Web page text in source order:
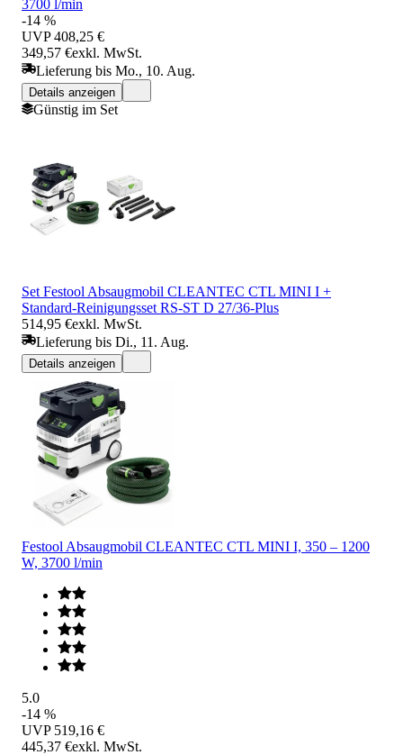
3700 l/min
-14 %
UVP 408,25 €
349,57 €exkl. MwSt.
Lieferung bis Mo., 10. Aug.
Details anzeigen
Günstig im Set
Set Festool Absaugmobil CLEANTEC CTL MINI I +
Standard-Reinigungsset RS-ST D 27/36-Plus
514,95 €exkl. MwSt.
Lieferung bis Di., 11. Aug.
Details anzeigen
Festool Absaugmobil CLEANTEC CTL MINI I, 350 – 1200
W, 3700 l/min
5.0
-14 %
UVP 519,16 €
445,37 €exkl. MwSt.